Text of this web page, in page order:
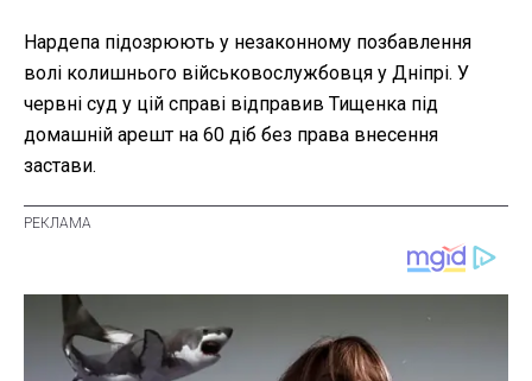
Нардепа підозрюють у незаконному позбавлення
волі колишнього військовослужбовця у Дніпрі. У
червні суд у цій справі відправив Тищенка під
домашній арешт на 60 діб без права внесення
застави.